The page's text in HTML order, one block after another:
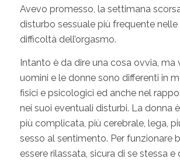
Avevo promesso, la settimana
disturbo sessuale più frequente nelle
difficoltà dell’orgasmo.
Intanto è da dire una cosa ovvia, ma
uomini e le donne sono differenti in
fisici e psicologici ed anche nel
nei suoi eventuali disturbi. La donna
più complicata, più cerebrale, lega,
sesso al sentimento. Per funzionare
essere rilassata, sicura di se stessa e